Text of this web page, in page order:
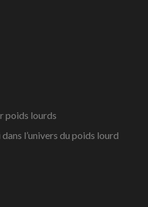
poids lourds
l’univers du poids lourd